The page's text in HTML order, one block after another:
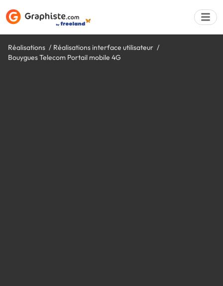
Réalisations
Réalisations interface utilisateur
Bouygues Telecom Portail mobile 4G